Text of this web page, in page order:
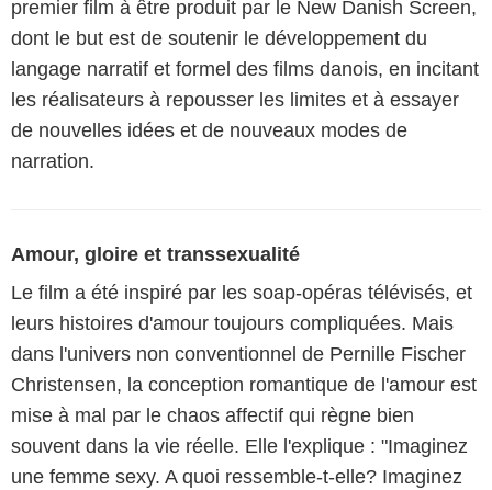
premier film à être produit par le New Danish Screen,
dont le but est de soutenir le développement du
langage narratif et formel des films danois, en incitant
les réalisateurs à repousser les limites et à essayer
de nouvelles idées et de nouveaux modes de
narration.
Amour, gloire et transsexualité
Le film a été inspiré par les soap-opéras télévisés, et
leurs histoires d'amour toujours compliquées. Mais
dans l'univers non conventionnel de Pernille Fischer
Christensen, la conception romantique de l'amour est
mise à mal par le chaos affectif qui règne bien
souvent dans la vie réelle. Elle l'explique : "Imaginez
une femme sexy. A quoi ressemble-t-elle? Imaginez